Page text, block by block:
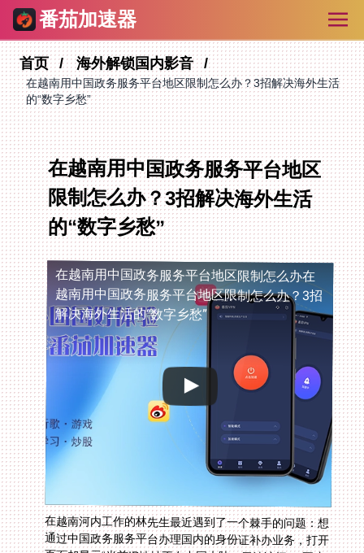
番茄加速器
首页 海外解锁国内影音
在越南用中国政务服务平台地区限制怎么办？3招解决海外生活
的“数字乡愁”
在越南用中国政务服务平台地区
限制怎么办？3招解决海外生活
的“数字乡愁”
在越南用中国政务服务平台地区限制怎么办在
越南用中国政务服务平台地区限制怎么办？3招
解决海外生活的“数字乡愁”
在越南河内工作的林先生最近遇到了一个棘手的问题：想
通过中国政务服务平台办理国内的身份证补办业务，打开
页面却显示“当前IP地址不在中国大陆，无法访问”。不止
是政务平台，留学美国的小王发现Soul总是提示“网络异
常”登录失败，在加拿大的安卓用户张女士想打开酷我音
乐听《孤勇者》，结果弹出“该内容仅对中国大陆用户开
放”的提示。这些问题的根源很简单——国内平台会通过
IP地址检测地域，非国内IP就会被限制。想要解决这
些“数字乡愁”，选对一款靠谱的回国加速器是关键。这篇